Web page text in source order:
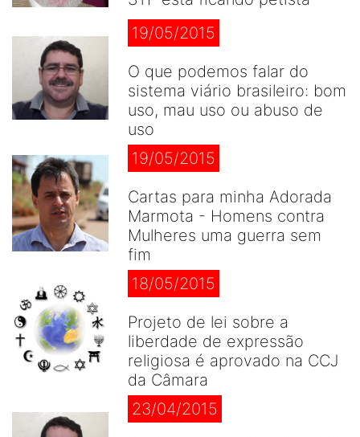
19/05/2015
O que podemos falar do
sistema viário brasileiro: bom
uso, mau uso ou abuso de
uso
19/05/2015
Cartas para minha Adorada
Marmota - Homens contra
Mulheres uma guerra sem
fim
18/05/2015
Projeto de lei sobre a
liberdade de expressão
religiosa é aprovado na CCJ
da Câmara
23/04/2015